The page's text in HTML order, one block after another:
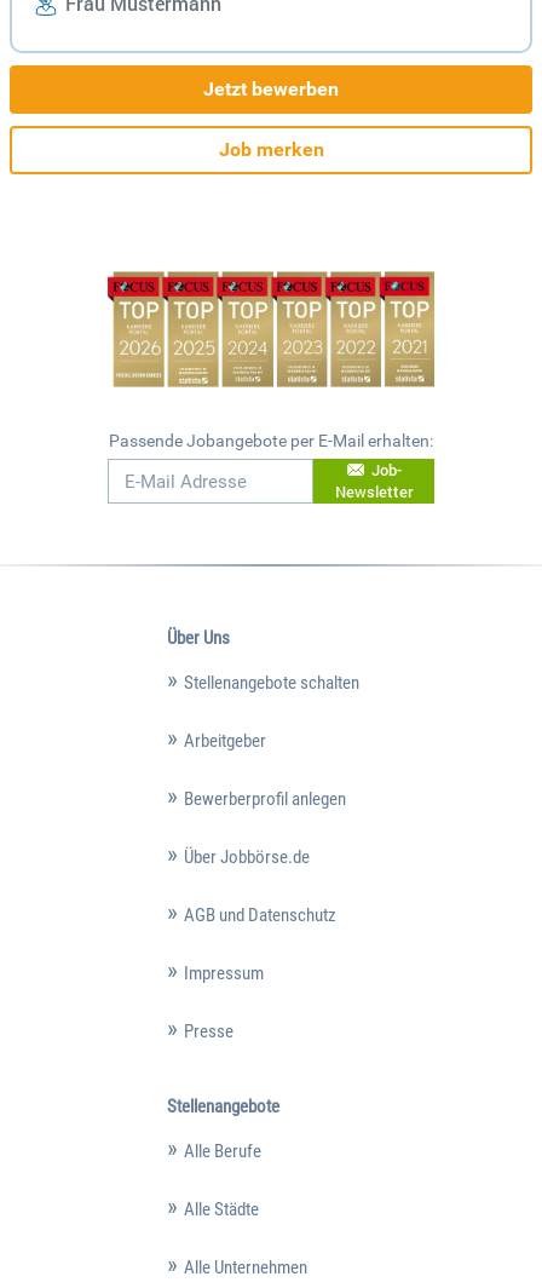
Jetzt bewerben
Job merken
Passende Jobangebote per E-Mail erhalten:
Job-
Newsletter
Über Uns
Stellenangebote schalten
Arbeitgeber
Bewerberprofil anlegen
Über Jobbörse.de
AGB und Datenschutz
Impressum
Presse
Stellenangebote
Alle Berufe
Alle Städte
Alle Unternehmen